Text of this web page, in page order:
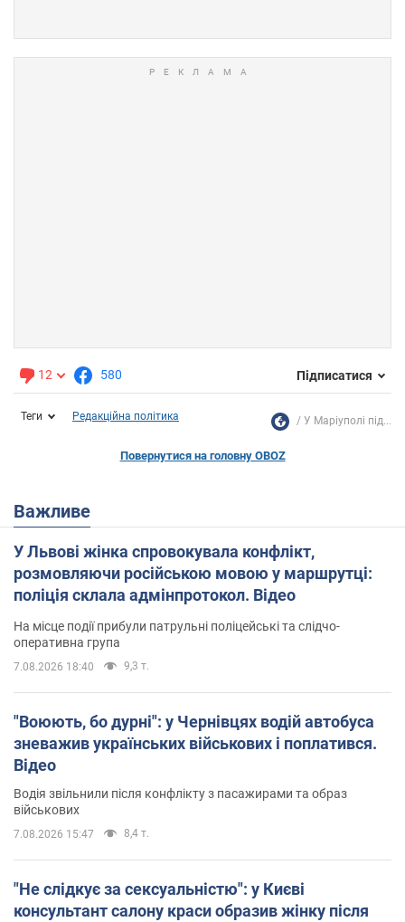
12 580 Підписатися
Теги Редакційна політика У Маріуполі під...
Повернутися на головну OBOZ
Важливе
У Львові жінка спровокувала конфлікт,
розмовляючи російською мовою у маршрутці:
поліція склала адмінпротокол. Відео
На місце події прибули патрульні поліцейські та слідчо-
оперативна група
7.08.2026 18:40 9,3 т.
"Воюють, бо дурні": у Чернівцях водій автобуса
зневажив українських військових і поплатився.
Відео
Водія звільнили після конфлікту з пасажирами та образ
військових
7.08.2026 15:47 8,4 т.
"Не слідкує за сексуальністю": у Києві
консультант салону краси образив жінку після